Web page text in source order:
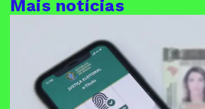
Mais notícias